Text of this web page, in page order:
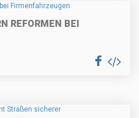
REFORMEN BEI